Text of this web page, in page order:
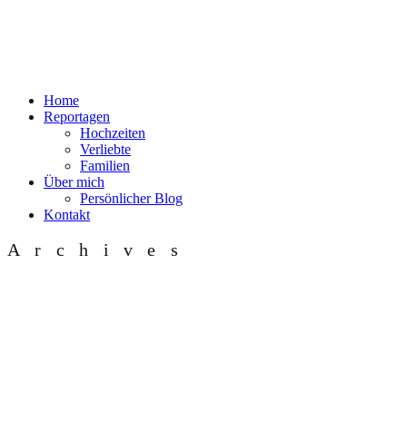
Home
Reportagen
Hochzeiten
Verliebte
Familien
Über mich
Persönlicher Blog
Kontakt
Archives